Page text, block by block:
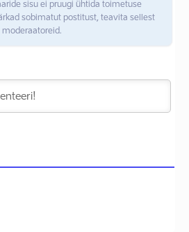
sisu ei pruugi ühtida toimetuse
sobimatut postitust, teavita sellest
moderaatoreid.